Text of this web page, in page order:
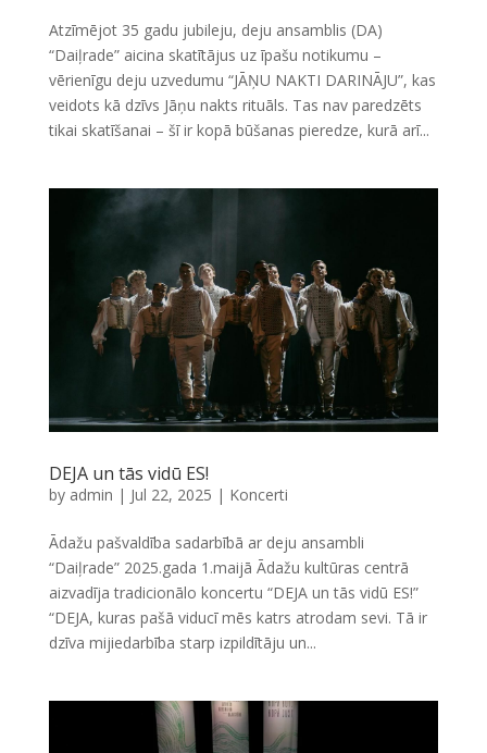
Atzīmējot 35 gadu jubileju, deju ansamblis (DA)
“Daiļrade” aicina skatītājus uz īpašu notikumu –
vērienīgu deju uzvedumu “JĀŅU NAKTI DARINĀJU”, kas
veidots kā dzīvs Jāņu nakts rituāls. Tas nav paredzēts
tikai skatīšanai – šī ir kopā būšanas pieredze, kurā arī...
DEJA un tās vidū ES!
by admin | Jul 22, 2025 | Koncerti
Ādažu pašvaldība sadarbībā ar deju ansambli
“Daiļrade” 2025.gada 1.maijā Ādažu kultūras centrā
aizvadīja tradicionālo koncertu “DEJA un tās vidū ES!”
“DEJA, kuras pašā viducī mēs katrs atrodam sevi. Tā ir
dzīva mijiedarbība starp izpildītāju un...